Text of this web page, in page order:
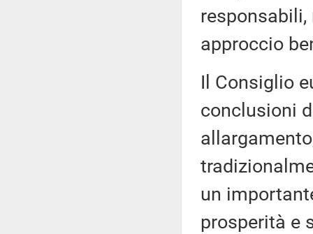
approccio
Il Consiglio
conclusioni
un
prosperità e